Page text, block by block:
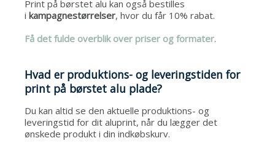
Print på børstet alu kan også bestilles
i kampagnestørrelser, hvor du får 10% rabat.
Få det fulde overblik over priser og formater.
Hvad er produktions- og leveringstiden for
print på børstet alu plade?
Du kan altid se den aktuelle produktions- og
leveringstid for dit aluprint, når du lægger det
ønskede produkt i din indkøbskurv.